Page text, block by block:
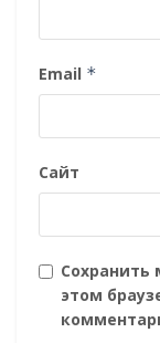
Email *
Сайт
Сохранить
этом